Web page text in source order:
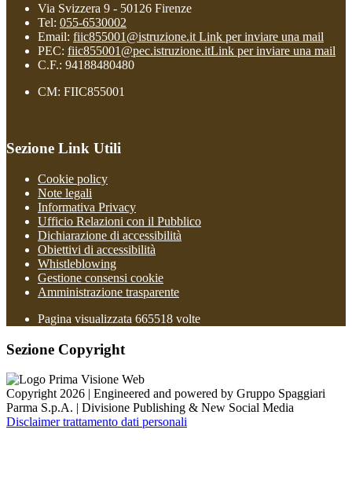
Via Svizzera 9 - 50126 Firenze
Tel: 055-6530002
Email: fiic855001@istruzione.it Link per inviare una mail
PEC: fiic855001@pec.istruzione.itLink per inviare una mail
C.F.: 94188480480
CM: FIIC855001
Sezione Link Utili
Cookie policy
Note legali
Informativa Privacy
Ufficio Relazioni con il Pubblico
Dichiarazione di accessibilità
Obiettivi di accessibilità
Whistleblowing
Gestione consensi cookie
Amministrazione trasparente
Pagina visualizzata 665518 volte
Sezione Copyright
Copyright 2026 | Engineered and powered by Gruppo Spaggiari
Parma S.p.A. | Divisione Publishing & New Social Media
Disclaimer trattamento dati personali